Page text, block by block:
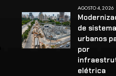
AGOSTO 4, 2026
de
urbanos
por
elétrica